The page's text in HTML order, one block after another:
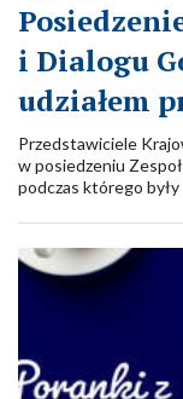
i Dialogu
udziałem
Przedstawiciele
w posiedzeniu
podczas którego
nadzorze publicznym
(UoR).